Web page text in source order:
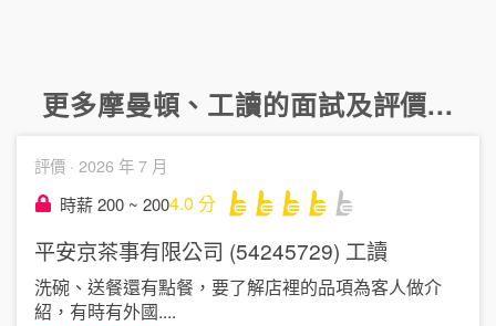
更多摩曼頓 、 工讀的面試及評價...
評價 · 2026 年 7 月
時薪 200 ~ 2004.0 分
平安京茶事有限公司 (54245729) 工讀
洗碗、送餐還有點餐，要了解店裡的品項為客人做介
紹，有時有外國....